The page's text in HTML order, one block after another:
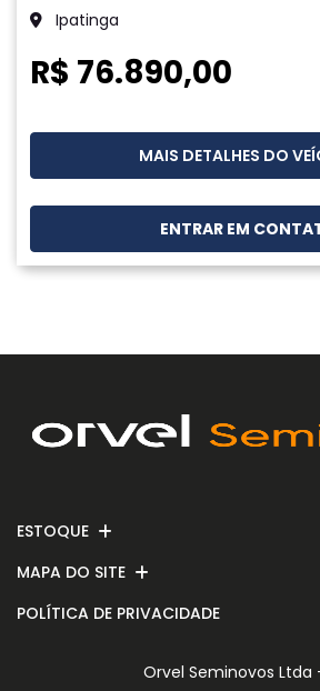
Ipatinga
R$ 76.890,00
MAIS DETALHES DO
ENTRAR EM
ESTOQUE
MAPA DO SITE
POLÍTICA DE PRIVACIDADE
Orvel Seminovos Ltda